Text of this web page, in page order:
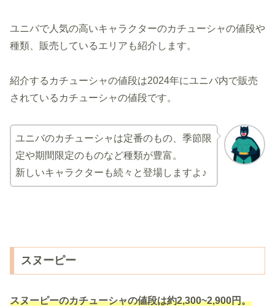
ユニバで人気の高いキャラクターのカチューシャの値段や
種類、販売しているエリアも紹介します。
紹介するカチューシャの値段は2024年にユニバ内で販売
されているカチューシャの値段です。
ユニバのカチューシャは定番のもの、季節限
定や期間限定のものなど種類が豊富。
新しいキャラクターも続々と登場しますよ♪
スヌーピー
スヌーピーのカチューシャの値段は約2,300~2,900円。